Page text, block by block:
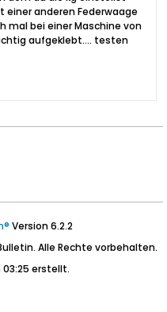
einer anderen Federwaage
mal bei einer Maschine von
aufgeklebt.... testen
Version 6.2.2
Alle Rechte vorbehalten.
03:25 erstellt.